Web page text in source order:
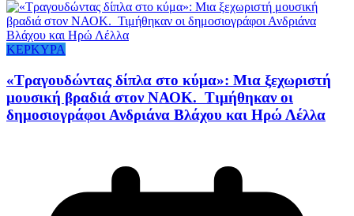
ΚΕΡΚΥΡΑ
«Τραγουδώντας δίπλα στο κύμα»: Μια ξεχωριστή
μουσική βραδιά στον ΝΑΟΚ. Τιμήθηκαν οι
δημοσιογράφοι Ανδριάνα Βλάχου και Ηρώ Λέλλα